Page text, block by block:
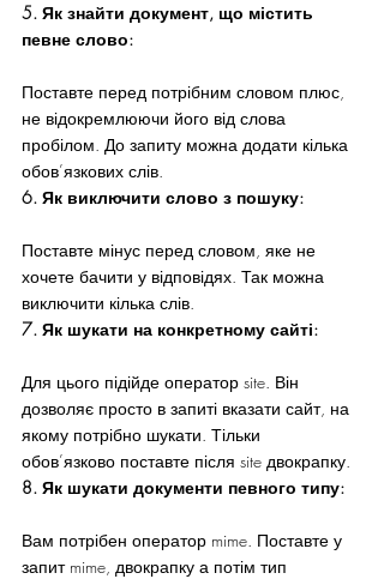
5. Як знайти документ, що містить
певне слово:
Поставте перед потрібним словом плюс,
не відокремлюючи його від слова
пробілом. До запиту можна додати кілька
обов’язкових слів.
6. Як виключити слово з пошуку:
Поставте мінус перед словом, яке не
хочете бачити у відповідях. Так можна
виключити кілька слів.
7. Як шукати на конкретному сайті:
Для цього підійде оператор site. Він
дозволяє просто в запиті вказати сайт, на
якому потрібно шукати. Тільки
обов’язково поставте після site двокрапку.
8. Як шукати документи певного типу:
Вам потрібен оператор mime. Поставте у
запит mime, двокрапку а потім тип